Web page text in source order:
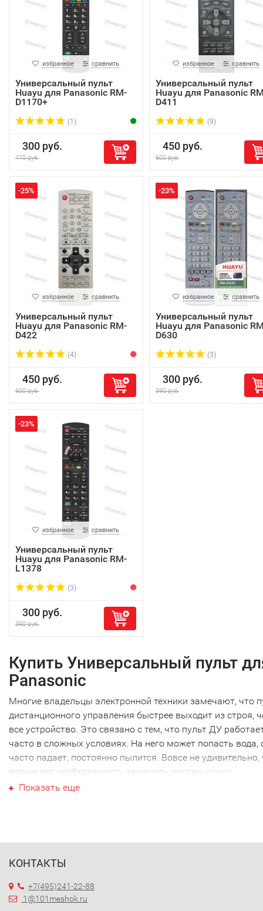
избранное сравнить
Универсальный пульт
Huayu для Panasonic RM-
D1170+
(1)
300 руб.
470 руб.
избранное сравнить
Универсальный пульт
Huayu для Panasonic
D411
(9)
450 руб.
600 руб.
-25%
избранное сравнить
Универсальный пульт
Huayu для Panasonic RM-
D422
(4)
450 руб.
600 руб.
-23%
избранное сравнить
Универсальный пульт
Huayu для Panasonic
D630
(3)
300 руб.
390 руб.
-23%
избранное сравнить
Универсальный пульт
Huayu для Panasonic RM-
L1378
(3)
300 руб.
390 руб.
Купить Универсальный пульт
Panasonic
Многие владельцы электронной техники замечают, что
дистанционного управления быстрее выходит из строя,
все устройство. Это связано с тем, что пульт ДУ
часто в сложных условиях. На него может попасть вода,
часто падает, постоянно пылится. Вовсе не удивительно,
возникает необходимость заменить дистанционку.
Ваш Универсальный пульт для
именно этой марки. Перед тем как купить
пульт для Panasonic, необходимо точно выяснить модель
своей техники. Дело в том, что почти каждый пульт ДУ
Показать еще
КОНТАКТЫ
+7(495)241-22-88
1@101meshok.ru